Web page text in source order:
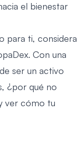
el bienestar
para ti, considera
Con una
ser un activo
¿por qué no
ver cómo tu